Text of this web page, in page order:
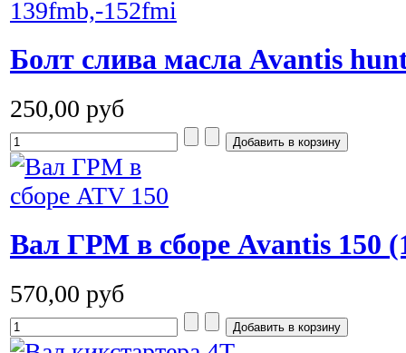
Болт слива масла Avantis
250,00 руб
Вал ГРМ в сборе Avantis 150
570,00 руб